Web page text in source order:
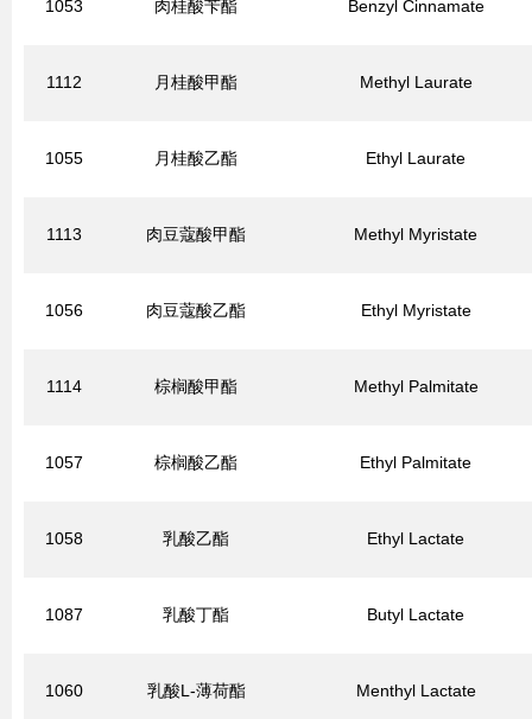
1053 肉桂酸苄酯 Benzyl Cinnamate
1112 月桂酸甲酯 Methyl Laurate
1055 月桂酸乙酯 Ethyl Laurate
1113 肉豆蔻酸甲酯 Methyl Myristate
1056 肉豆蔻酸乙酯 Ethyl Myristate
1114 棕榈酸甲酯 Methyl Palmitate
1057 棕榈酸乙酯 Ethyl Palmitate
1058 乳酸乙酯 Ethyl Lactate
1087 乳酸丁酯 Butyl Lactate
1060 乳酸L-薄荷酯 Menthyl Lactate